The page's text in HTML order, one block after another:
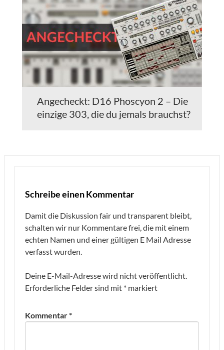
Angecheckt: D16 Phoscyon 2 – Die
einzige 303, die du jemals brauchst?
Schreibe einen Kommentar
Damit die Diskussion fair und transparent bleibt,
schalten wir nur Kommentare frei, die mit einem
echten Namen und einer gültigen E Mail Adresse
verfasst wurden.
Deine E-Mail-Adresse wird nicht veröffentlicht.
Erforderliche Felder sind mit * markiert
Kommentar*